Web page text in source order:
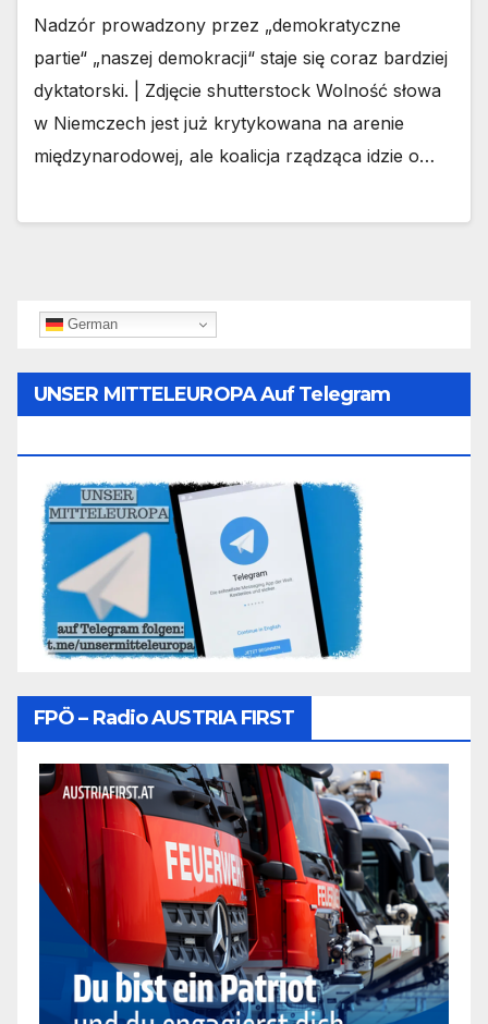
Nadzór prowadzony przez „demokratyczne
partie“ „naszej demokracji“ staje się coraz bardziej
dyktatorski. | Zdjęcie shutterstock Wolność słowa
w Niemczech jest już krytykowana na arenie
międzynarodowej, ale koalicja rządząca idzie o…
German
UNSER MITTELEUROPA Auf Telegram
FPÖ – Radio AUSTRIA FIRST